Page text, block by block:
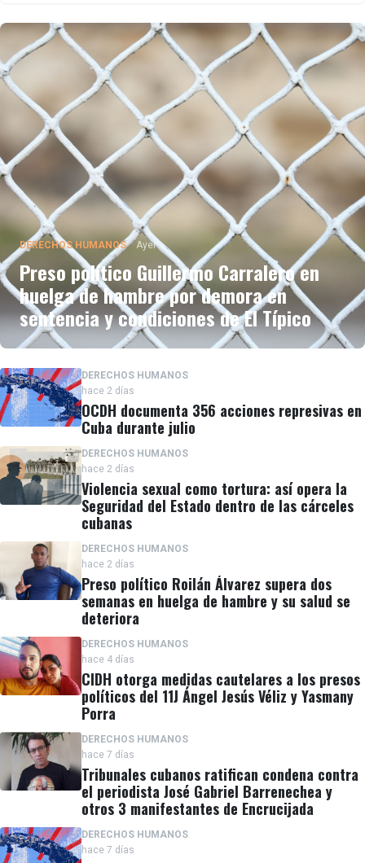
Cuba a través de la plataforma digital El4tico, creada
en 2025 para promover el debate ciudadano sobre el
futuro del país.
DERECHOS HUMANOS Ayer
Preso político Guillermo Carralero en
huelga de hambre por demora en
sentencia y condiciones de El Típico
DERECHOS HUMANOS
hace 2 días
OCDH documenta 356 acciones represivas en
Cuba durante julio
DERECHOS HUMANOS
hace 2 días
Violencia sexual como tortura: así opera la
Seguridad del Estado dentro de las cárceles
cubanas
DERECHOS HUMANOS
hace 2 días
Preso político Roilán Álvarez supera dos
semanas en huelga de hambre y su salud se
deteriora
DERECHOS HUMANOS
hace 4 días
CIDH otorga medidas cautelares a los presos
políticos del 11J Ángel Jesús Véliz y Yasmany
Porra
DERECHOS HUMANOS
hace 7 días
Tribunales cubanos ratifican condena contra
el periodista José Gabriel Barrenechea y
otros 3 manifestantes de Encrucijada
DERECHOS HUMANOS
hace 7 días